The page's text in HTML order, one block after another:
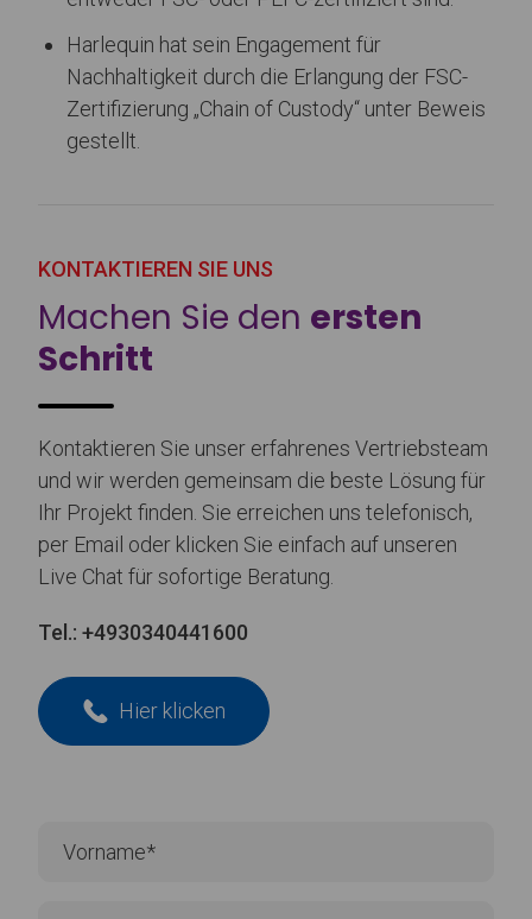
Harlequin hat sein Engagement für
Nachhaltigkeit durch die Erlangung der FSC-
Zertifizierung „Chain of Custody“ unter Beweis
gestellt.
KONTAKTIEREN SIE UNS
Machen Sie den ersten
Schritt
Kontaktieren Sie unser erfahrenes Vertriebsteam
und wir werden gemeinsam die beste Lösung für
Ihr Projekt finden. Sie erreichen uns telefonisch,
per Email oder klicken Sie einfach auf unseren
Live Chat für sofortige Beratung.
Tel.: +4930340441600
Hier klicken